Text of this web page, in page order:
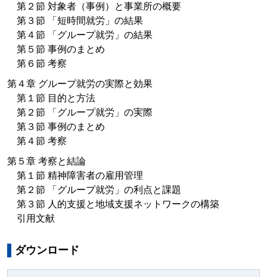
第２節 対象者（事例）と事業所の概要
第３節 「短時間就労」の結果
第４節 「グループ就労」の結果
第５節 事例のまとめ
第６節 考察
第４章 グループ就労の実際と効果
第１節 目的と方法
第２節 「グループ就労」の実際
第３節 事例のまとめ
第４節 考察
第５章 考察と結論
第１節 精神障害者の雇用管理
第２節 「グループ就労」の利点と課題
第３節 人的支援と地域支援ネットワークの構築
引用文献
ダウンロード